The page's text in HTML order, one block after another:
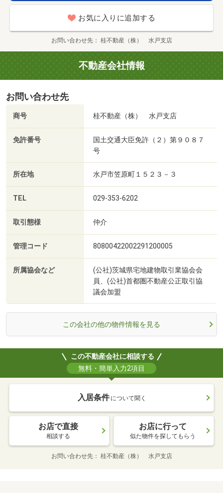
お気に入りに追加する
お問い合わせ先 桂不動産（株） 水戸支店
不動産会社情報
お問い合わせ先
商号 桂不動産（株） 水戸支店
免許番号
国土交通大臣免許（２）第９０８７
号
所在地 水戸市笠原町１５２３－３
TEL 029-353-6202
取引態様 仲介
管理コード 80800422002291200005
所属協会など
(公社)茨城県宅地建物取引業協会会
員、(公社)首都圏不動産公正取引協
議会加盟
この会社の他の物件情報を見る
この不動産会社に相談する
無料・簡単入力2項目
入居条件 について聞く
お店で直接
相談する
お店に行って
似た物件を探してもらう
お問い合わせ先 桂不動産（株） 水戸支店